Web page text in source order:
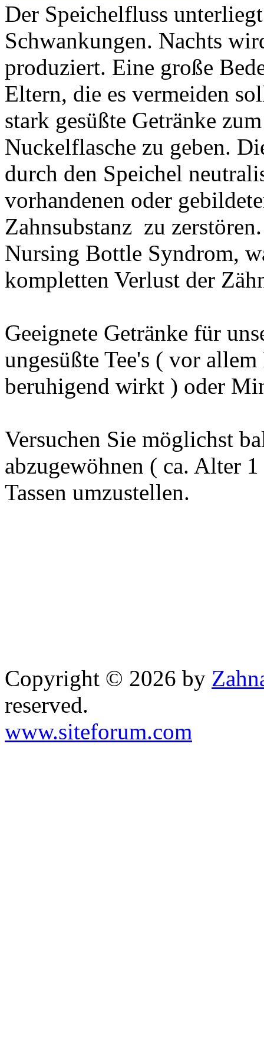
Der Speichelfluss
Schwankungen. Nachts
produziert. Eine große
Eltern, die es vermeiden
stark gesüßte Getränke
Nuckelflasche zu geben.
durch den Speichel
vorhandenen oder
Zahnsubstanz zu
Nursing Bottle Syndrom,
kompletten Verlust der
Geeignete Getränke für
ungesüßte Tee's ( vor
beruhigend wirkt ) oder
Versuchen Sie möglichst
abzugewöhnen ( ca. Alter
Tassen umzustellen.
Copyright © 2026 by
reserved.
www.siteforum.com